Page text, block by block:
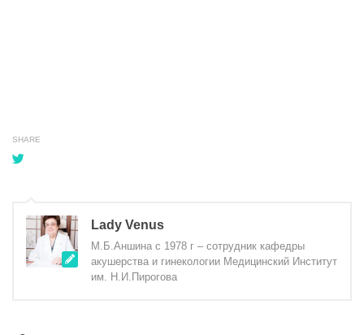
SHARE
Lady Venus
М.Б.Аншина с 1978 г – сотрудник кафедры
акушерства и гинекологии Медицинский Институт
им. Н.И.Пирогова